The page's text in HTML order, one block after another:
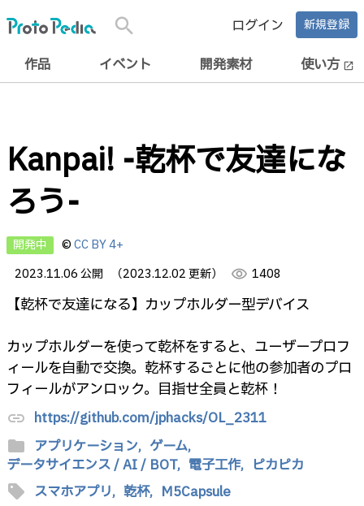
search ログイン 新規登録
作品 イベント 開発素材 使い方 open_in_new
Kanpai! -乾杯で友達にな
ろう-
開発中 ©CC BY 4+
2023.11.06 公開
（2023.12.02 更新） visibility 1408
【乾杯で友達になる】カップホルダー型デバイス
カップホルダーを使って乾杯をすると、ユーザープロフ
ィールを自動で交換。乾杯するごとに他の参加者のプロ
フィールがアンロック。目指せ全員と乾杯！
link https://github.com/jphacks/OL_2311
folder アプリケーション, ゲーム,
データサイエンス / AI / BOT, 電子工作, ピカピカ
sell スマホアプリ, 乾杯, M5Capsule